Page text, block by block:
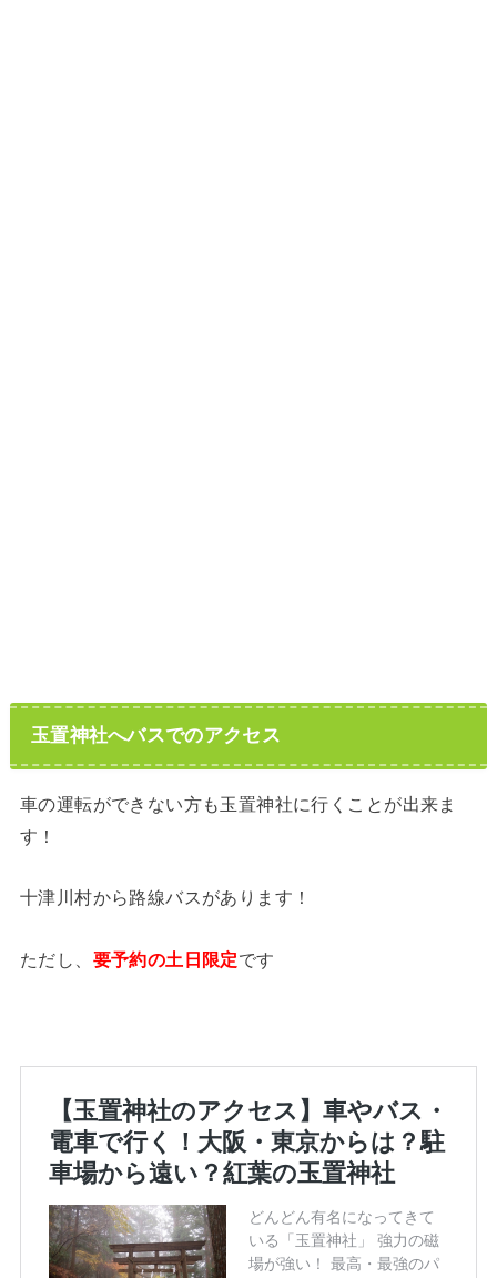
玉置神社へバスでのアクセス
車の運転ができない方も玉置神社に行くことが出来ま
す！
十津川村から路線バスがあります！
ただし、 要予約の土日限定です